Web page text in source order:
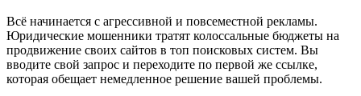
Всё начинается с агрессивной и повсеместной рекламы.
Юридические мошенники тратят колоссальные бюджеты на
продвижение своих сайтов в топ поисковых систем. Вы
вводите свой запрос и переходите по первой же ссылке,
которая обещает немедленное решение вашей проблемы.